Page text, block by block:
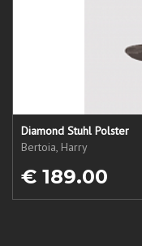
Diamond Stuhl Polster
Bertoia, Harry
€ 189.00